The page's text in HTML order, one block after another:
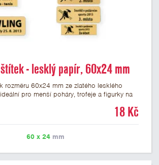
- lesklý papír, 60x24 mm
rozměru 60x24 mm ze zlatého lesklého
pro menší poháry, trofeje a figurky na
text. Potisk štítku je zahrnut v ceně. U
přiložit v prvním kroku objednávky.
18 Kč
60 x 24mm